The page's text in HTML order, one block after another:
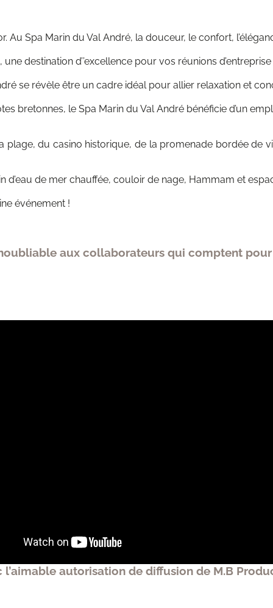
Au Spa Marin du Val André, la douceur, le confort,
destination d’’excellence pour vos réunions
se révèle être un cadre idéal pour allier relaxation et
bretonnes, le Spa Marin du Val André bénéficie d’un
plage, du casino historique, de la promenade bordée
de mer chauffée, couloir de nage, Hammam et
événement !
aux collaborateurs qui comptent pour
l’aimable autorisation de diffusion de M.B